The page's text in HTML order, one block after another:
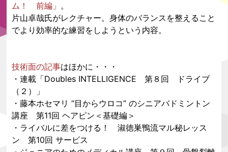
ム！ 前編」 。
片山卓哉氏がレクチャー。身体のバランスを整えること
でより効率的な練習をしようという内容。
技術面の記事はほかに・・・
・連載「Doubles INTELLIGENCE 第８回 ドライブ
（２）」
・藤本ホセマリ “目からウロコ” のシニアバドミントン
講座 第11回 ヘアピン＜基礎編＞
・ライバルに差をつける！ 淑徳巣鴨流マル秘レッス
ン 第10回 サービス